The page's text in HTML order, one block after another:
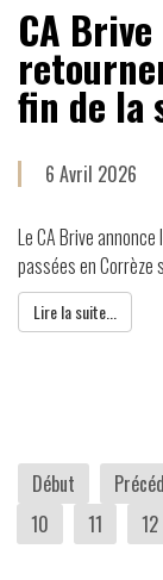
CA
fin de la
6 Avril 2026
Le CA Brive
passées en Corrèze
Lire la suite...
Début
10
11 12